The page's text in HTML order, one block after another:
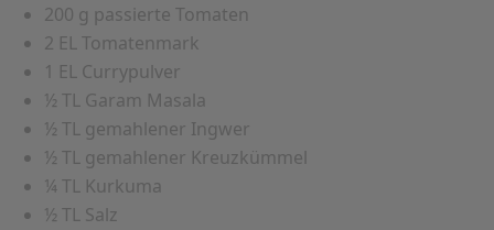
200 g passierte Tomaten
2 EL Tomatenmark
1 EL Currypulver
½ TL Garam Masala
½ TL gemahlener Ingwer
½ TL gemahlener Kreuzkümmel
¼ TL Kurkuma
½ TL Salz